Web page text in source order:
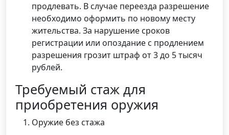
продлевать. В случае переезда разрешение
необходимо оформить по новому месту
жительства. За нарушение сроков
регистрации или опоздание с продлением
разрешения грозит штраф от 3 до 5 тысяч
рублей.
Требуемый стаж для
приобретения оружия
Оружие без стажа